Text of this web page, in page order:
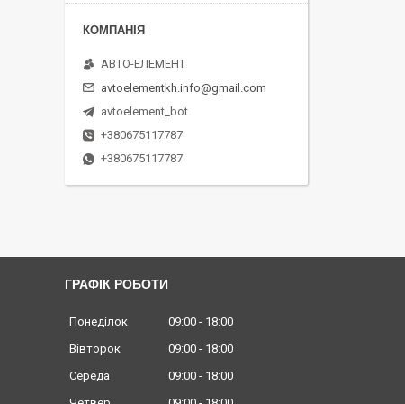
АВТО-ЕЛЕМЕНТ
avtoelementkh.info@gmail.com
avtoelement_bot
+380675117787
+380675117787
ГРАФІК РОБОТИ
Понеділок 09:00
18:00
Вівторок
09:00
18:00
Середа
09:00
18:00